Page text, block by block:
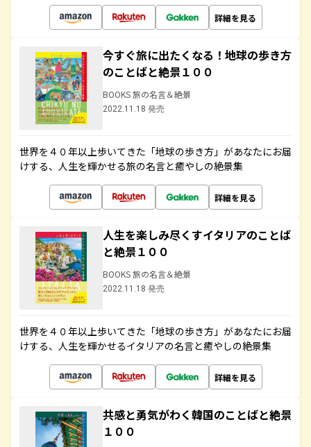
詳細を見る
今すぐ旅に出たくなる！地球の歩き方
のことばと絶景１００
BOOKS 旅の名言＆絶景
2022.11.18 発売
世界を４０年以上歩いてきた「地球の歩き方」があなたにお届
けする、人生を輝かせる旅の名言と癒やしの絶景集
詳細を見る
人生を楽しみ尽くすイタリアのことば
と絶景１００
BOOKS 旅の名言＆絶景
2022.11.18 発売
世界を４０年以上歩いてきた「地球の歩き方」があなたにお届
けする、人生を輝かせるイタリアの名言と癒やしの絶景集
詳細を見る
共感と勇気がわく韓国のことばと絶景
１００